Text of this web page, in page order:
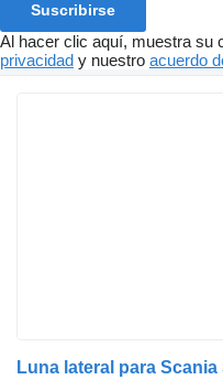
Suscribirse
Al hacer clic aquí, muestra su
privacidad y nuestro acuerdo